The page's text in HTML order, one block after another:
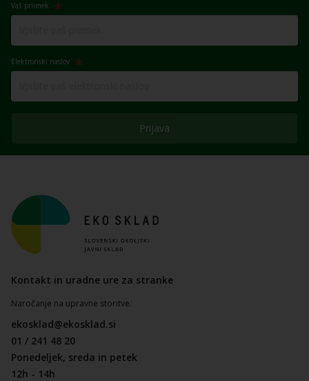
Vaš priimek
Elektronski naslov
Prijava
Kontakt in uradne ure za stranke
Naročanje na upravne storitve:
ekosklad@ekosklad.si
01 / 241 48 20
Ponedeljek, sreda in petek
12h - 14h